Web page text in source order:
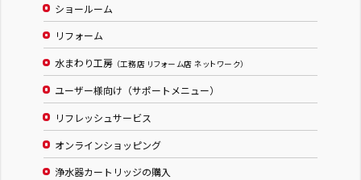
ショールーム
リフォーム
水まわり工房 （工務店 リフォーム店 ネットワーク）
ユーザー様向け（サポートメニュー）
リフレッシュサービス
オンラインショッピング
浄水器カートリッジの購入